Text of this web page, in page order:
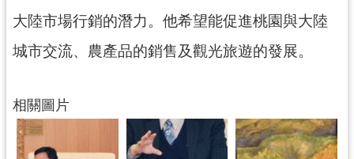
隱
私
權
策
網
站
大陸市場行銷的潛力。他希望能促進桃園與大陸
城市交流、農產品的銷售及觀光旅遊的發展。
相關圖片